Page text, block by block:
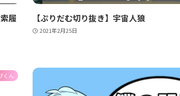
履
【ぷりだむ切り抜き】宇宙人狼
2021年2月25日
くん